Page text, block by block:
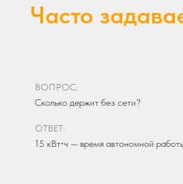
Часто
ВОПРОС:
Сколько держит без сети?
ОТВЕТ:
15 кВт⋅ч — время автономной